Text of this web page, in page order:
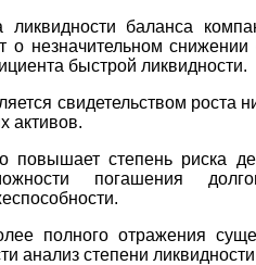
ликвидности баланса
о незначительном
быстрой ликвидности.
свидетельством роста
активов.
повышает степень риска
погашения
полного отражения
анализ степени